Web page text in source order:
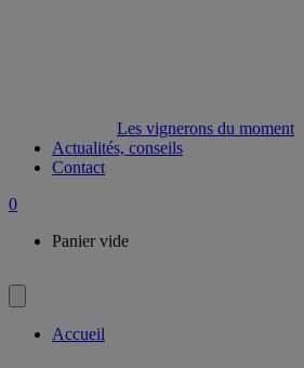
Les vignerons du moment
Actualités, conseils
Contact
0
Panier vide
Accueil